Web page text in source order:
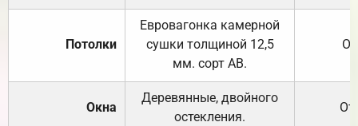
Потолки
Евровагонка камерной
сушки толщиной 12,5
мм. сорт АВ.
Окна
Деревянные, двойного
остекления.